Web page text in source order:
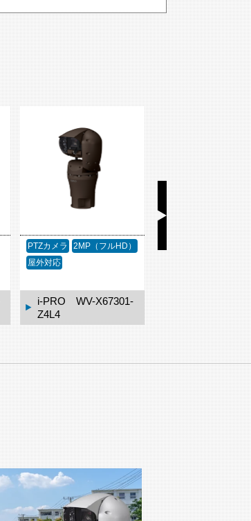
PTZカメラ
2MP（フルHD）
屋外対応
i-PRO WV-X67301-
Z4L3
PTZカメラ
2MP（フ
赤外線
屋外対応
i-PRO WV-
Z4L4